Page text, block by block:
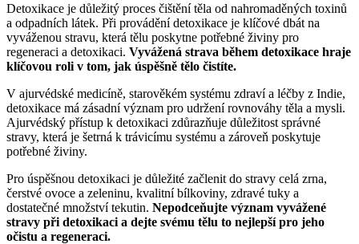
Detoxikace je důležitý proces čištění těla od nahromaděných toxinů
a odpadních látek. Při provádění detoxikace je klíčové dbát na
vyváženou stravu, která tělu poskytne potřebné živiny pro
regeneraci a detoxikaci. Vyvážená strava během detoxikace hraje
klíčovou roli v tom, jak úspěšně tělo čistíte.
V ajurvédské medicíně, starověkém systému zdraví a léčby z Indie,
detoxikace má zásadní význam pro udržení rovnováhy těla a mysli.
Ajurvédský přístup k detoxikaci zdůrazňuje důležitost správné
stravy, která je šetrná k trávicímu systému a zároveň poskytuje
potřebné živiny.
Pro úspěšnou detoxikaci je důležité začlenit do stravy celá zrna,
čerstvé ovoce a zeleninu, kvalitní bílkoviny, zdravé tuky a
dostatečné množství tekutin. Nepodceňujte význam vyvážené
stravy při detoxikaci a dejte svému tělu to nejlepší pro jeho
očistu a regeneraci.